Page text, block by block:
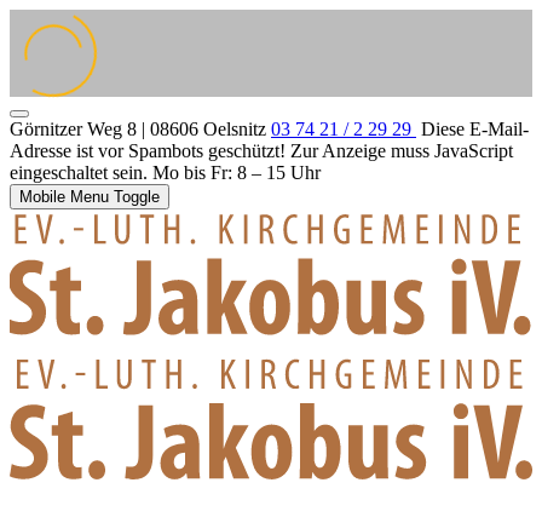
Görnitzer Weg 8 | 08606 Oelsnitz 03 74 21 / 2 29 29 Diese E-Mail-
Adresse ist vor Spambots geschützt! Zur Anzeige muss JavaScript
eingeschaltet sein. Mo bis Fr: 8 – 15 Uhr
Mobile Menu Toggle